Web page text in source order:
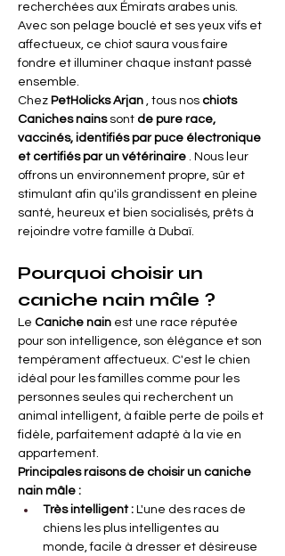
recherchées aux Émirats arabes unis.
Avec son pelage bouclé et ses yeux vifs et
affectueux, ce chiot saura vous faire
fondre et illuminer chaque instant passé
ensemble.
Chez PetHolicks Arjan , tous nos chiots
Caniches nains sont de pure race,
vaccinés, identifiés par puce électronique
et certifiés par un vétérinaire . Nous leur
offrons un environnement propre, sûr et
stimulant afin qu'ils grandissent en pleine
santé, heureux et bien socialisés, prêts à
rejoindre votre famille à Dubaï.
Pourquoi choisir un
caniche nain mâle ?
Le Caniche nain est une race réputée
pour son intelligence, son élégance et son
tempérament affectueux. C'est le chien
idéal pour les familles comme pour les
personnes seules qui recherchent un
animal intelligent, à faible perte de poils et
fidèle, parfaitement adapté à la vie en
appartement.
Principales raisons de choisir un caniche
nain mâle :
Très intelligent : L'une des races de
chiens les plus intelligentes au
monde, facile à dresser et désireuse